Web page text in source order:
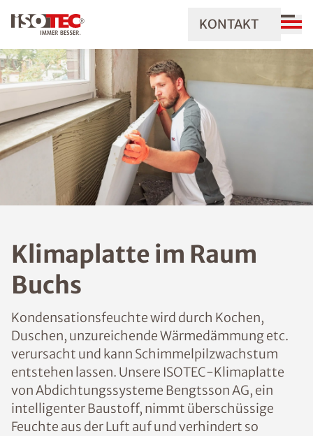
KONTAKT
Klimaplatte im Raum
Buchs
Kondensationsfeuchte wird durch Kochen,
Duschen, unzureichende Wärmedämmung etc.
verursacht und kann Schimmelpilzwachstum
entstehen lassen. Unsere ISOTEC-Klimaplatte
von Abdichtungssysteme Bengtsson AG, ein
intelligenter Baustoff, nimmt überschüssige
Feuchte aus der Luft auf und verhindert so